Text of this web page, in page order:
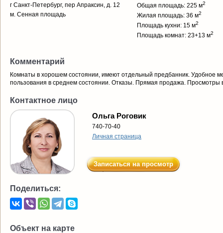
г Санкт-Петербург, пер Апраксин, д. 12
м. Сенная площадь
Общая площадь: 225 м2
Жилая площадь: 36 м2
Площадь кухни: 15 м2
Площадь комнат: 23+13 м2
Комментарий
Комнаты в хорошем состоянии, имеют отдельный предбанник. Удобное
пользования в среднем состоянии. Отказы. Прямая продажа. Просмотры
Контактное лицо
Ольга Роговик
740-70-40
Личная страница
Записаться на просмотр
Поделиться:
Объект на карте